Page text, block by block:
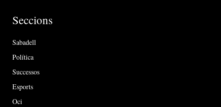
Seccions
Sabadell
Política
Successos
Esports
Oci